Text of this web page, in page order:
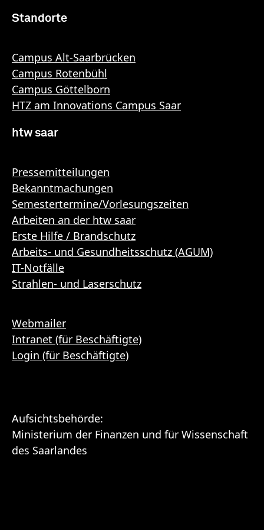
Standorte
Campus Alt-Saarbrücken
Campus Rotenbühl
Campus Göttelborn
HTZ am Innovations Campus Saar
htw saar
Pressemitteilungen
Bekanntmachungen
Semestertermine/Vorlesungszeiten
Arbeiten an der htw saar
Erste Hilfe / Brandschutz
Arbeits- und Gesundheitsschutz (AGUM)
IT-Notfälle
Strahlen- und Laserschutz
Webmailer
Intranet (für Beschäftigte)
Login (für Beschäftigte)
Aufsichtsbehörde:
Ministerium der Finanzen und für Wissenschaft
des Saarlandes